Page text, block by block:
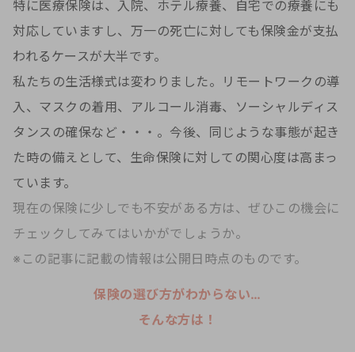
特に医療保険は、入院、ホテル療養、自宅での療養にも
対応していますし、万一の死亡に対しても保険金が支払
われるケースが大半です。
私たちの生活様式は変わりました。リモートワークの導
入、マスクの着用、アルコール消毒、ソーシャルディス
タンスの確保など・・・。今後、同じような事態が起き
た時の備えとして、生命保険に対しての関心度は高まっ
ています。
現在の保険に少しでも不安がある方は、ぜひこの機会に
チェックしてみてはいかがでしょうか。
※この記事に記載の情報は公開日時点のものです。
保険の選び方がわからない…
そんな方は！